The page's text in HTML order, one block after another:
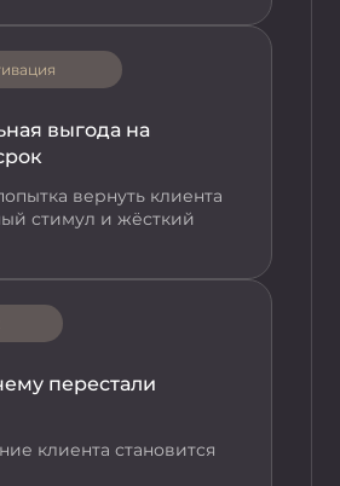
выгода на
вернуть клиента
стимул и жёсткий
перестали
клиента становится